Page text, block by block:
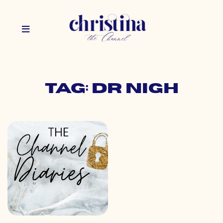
Tag: dr nigh